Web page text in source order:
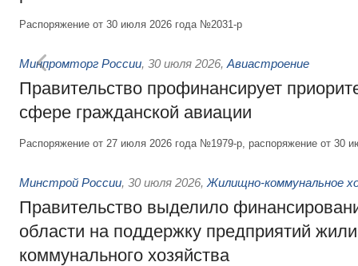
Распоряжение от 30 июля 2026 года №2031-р
Минпромторг России, 30 июля 2026, Авиастроение
Правительство профинансирует
сфере гражданской авиации
Распоряжение от 27 июля 2026 года №1979-р, распоряжение от 30
Минстрой России, 30 июля 2026, Жилищно-коммунальное
Правительство выделило
области на поддержку предприятий
коммунального хозяйства